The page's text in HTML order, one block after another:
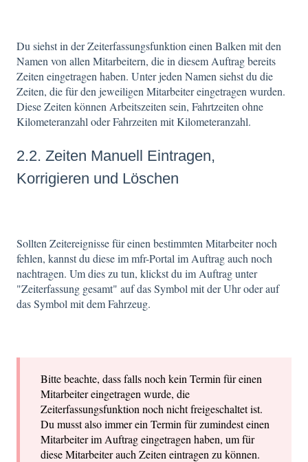
Du siehst in der Zeiterfassungsfunktion einen Balken mit den
Namen von allen Mitarbeitern, die in diesem Auftrag bereits
Zeiten eingetragen haben. Unter jeden Namen siehst du die
Zeiten, die für den jeweiligen Mitarbeiter eingetragen wurden.
Diese Zeiten können Arbeitszeiten sein, Fahrtzeiten ohne
Kilometeranzahl oder Fahrzeiten mit Kilometeranzahl.
2.2. Zeiten Manuell Eintragen,
Korrigieren und Löschen
Sollten Zeitereignisse für einen bestimmten Mitarbeiter noch
fehlen, kannst du diese im mfr-Portal im Auftrag auch noch
nachtragen. Um dies zu tun, klickst du im Auftrag unter
"Zeiterfassung gesamt" auf das Symbol mit der Uhr oder auf
das Symbol mit dem Fahrzeug.
Bitte beachte, dass falls noch kein Termin für einen
Mitarbeiter eingetragen wurde, die
Zeiterfassungsfunktion noch nicht freigeschaltet ist.
Du musst also immer ein Termin für zumindest einen
Mitarbeiter im Auftrag eingetragen haben, um für
diese Mitarbeiter auch Zeiten eintragen zu können.